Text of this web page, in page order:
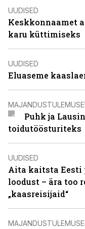
UUDISED
Keskkonnaamet
karu küttimiseks
UUDISED
Eluaseme
Puhk ja
toidutöösturiteks
UUDISED
Aita kaitsta Eesti
loodust – ära too
„kaasreisijaid“